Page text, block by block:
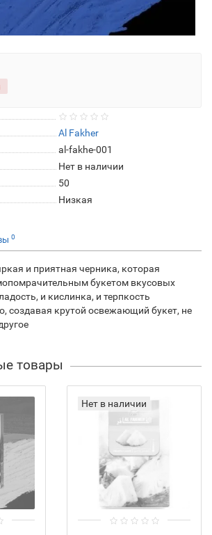
Al Fakher
al-fakhe-001
Нет в наличии
50
Низкая
0
и приятная черника, которая
букетом вкусовых
и кислинка, и терпкость
создавая крутой освежающий букет, не
товары
Нет в наличии